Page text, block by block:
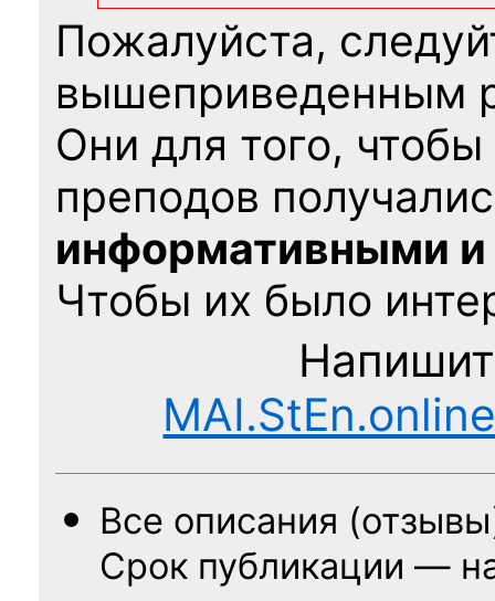
Пожалуйста,
вышеприведенным
Они для того,
преподов
информативными
Чтобы их было
Все описания
Срок публикации —